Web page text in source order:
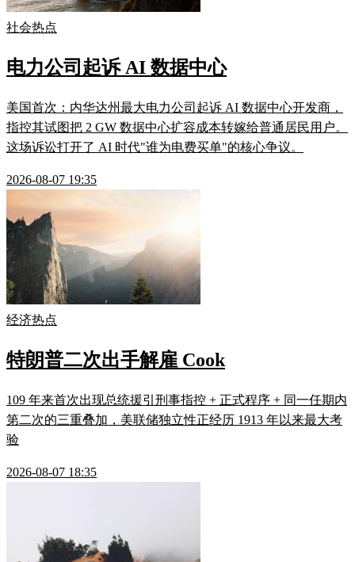
社会热点
电力公司起诉 AI 数据中心
美国首次：内华达州最大电力公司起诉 AI 数据中心开发商，
指控其试图把 2 GW 数据中心扩容成本转嫁给普通居民用户。
这场诉讼打开了 AI 时代"谁为电费买单"的核心争议。
2026-08-07 19:35
经济热点
特朗普二次出手解雇 Cook
109 年来首次出现总统援引刑事指控 + 正式程序 + 同一任期内
第二次的三重叠加，美联储独立性正经历 1913 年以来最大考
验
2026-08-07 18:35